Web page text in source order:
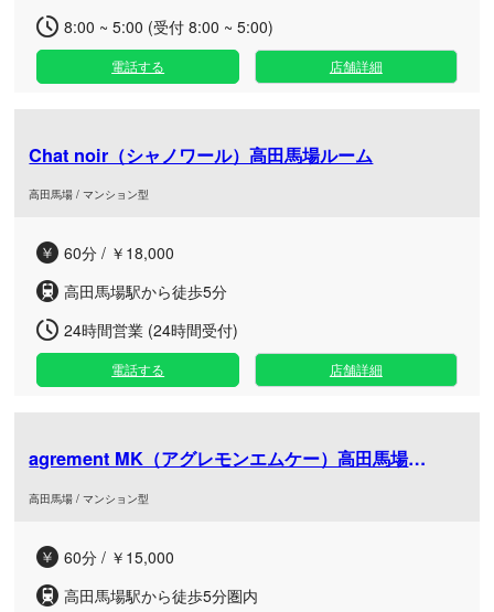
8:00 ~ 5:00 (受付 8:00 ~ 5:00)
電話する 店舗詳細
Chat noir（シャノワール）高田馬場ルーム
高田馬場 / マンション型
60分 / ￥18,000
高田馬場駅から徒歩5分
24時間営業 (24時間受付)
電話する 店舗詳細
agrement MK（アグレモンエムケー）高田馬場ROOM
高田馬場 / マンション型
60分 / ￥15,000
高田馬場駅から徒歩5分圏内